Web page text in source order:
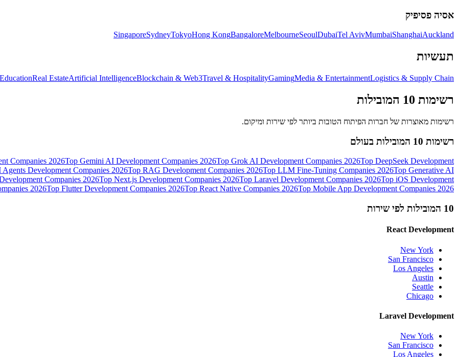
אסיה פסיפיק
SingaporeSydneyTokyoHong KongBangaloreMelbourneSeoulDubaiTel AvivMumbaiShanghaiAuckland
תעשיות
EducationReal EstateArtificial IntelligenceBlockchain & Web3Travel & HospitalityGamingMedia & EntertainmentLogistics & Supply Chain
רשימות 10 המובילות
רשימות מאוצרות של חברות הפיתוח הטובות ביותר לפי שירות ומיקום.
רשימות 10 המובילות בעולם
Companies 2026Top Gemini AI Development Companies 2026Top Grok AI Development Companies 2026Top DeepSeek Development
Development Companies 2026Top RAG Development Companies 2026Top LLM Fine-Tuning Companies 2026Top Generative AI
Companies 2026Top Next.js Development Companies 2026Top Laravel Development Companies 2026Top iOS Development
2026Top Flutter Development Companies 2026Top React Native Companies 2026Top Mobile App Development Companies 2026
10 המובילות לפי שירות
React Development
New York
San Francisco
Los Angeles
Austin
Seattle
Chicago
Laravel Development
New York
San Francisco
Los Angeles